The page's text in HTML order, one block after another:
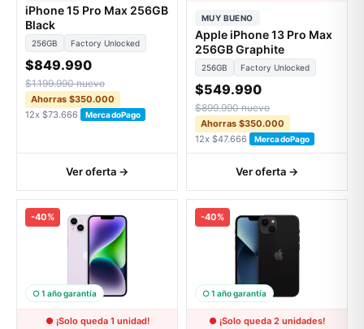
iPhone 15 Pro Max 256GB
Black
256GB Factory Unlocked
$849.990
$1.199.990 nuevo
Ahorras $350.000
12x $73.666
MercadoPago
Ver oferta →
MUY BUENO
Apple iPhone 13 Pro Max
256GB Graphite
256GB Factory Unlocked
$549.990
$899.990 nuevo
Ahorras $350.000
12x $47.666
MercadoPago
Ver oferta →
-40%
○ 1 año garantía
● ¡Solo queda 1 unidad!
-40%
○ 1 año garantía
● ¡Solo queda 2 unidades!